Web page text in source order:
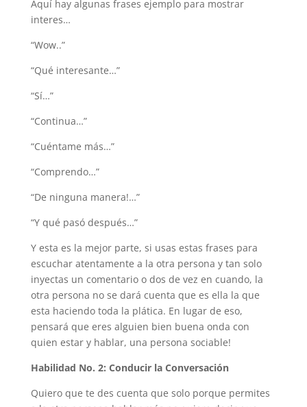
Aquí hay algunas frases ejemplo para mostrar
interes…
“Wow..”
“Qué interesante…”
“Sí…”
“Continua…”
“Cuéntame más…”
“Comprendo…”
“De ninguna manera!…”
“Y qué pasó después…”
Y esta es la mejor parte, si usas estas frases para
escuchar atentamente a la otra persona y tan solo
inyectas un comentario o dos de vez en cuando, la
otra persona no se dará cuenta que es ella la que
esta haciendo toda la plática. En lugar de eso,
pensará que eres alguien bien buena onda con
quien estar y hablar, una persona sociable!
Habilidad No. 2: Conducir la Conversación
Quiero que te des cuenta que solo porque permites